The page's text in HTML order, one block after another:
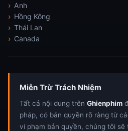
Anh
Hồng Kông
Thái Lan
Canada
Miễn Trừ Trách Nhiệm
Tất cả nội dung trên Ghienphim
pháp, có bản quyền rõ ràng từ
vi phạm bản quyền, chúng tôi